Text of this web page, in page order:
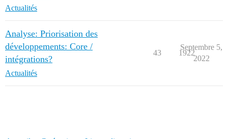
Actualités
Analyse: Priorisation des
développements: Core /
intégrations?
Actualités
43 1922
Septembre 5,
2022